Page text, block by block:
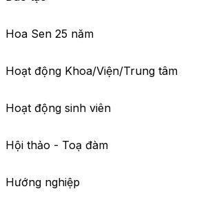
Hoa Sen 25 năm
Hoạt động Khoa/Viện/Trung tâm
Hoạt động sinh viên
Hội thảo - Toạ đàm
Hướng nghiệp